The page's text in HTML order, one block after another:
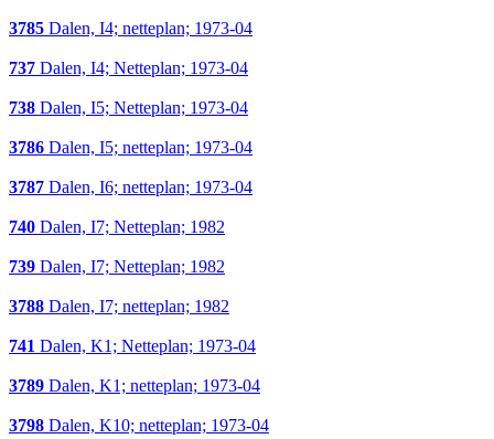
3785 Dalen, I4; netteplan; 1973-04
737 Dalen, I4; Netteplan; 1973-04
738 Dalen, I5; Netteplan; 1973-04
3786 Dalen, I5; netteplan; 1973-04
3787 Dalen, I6; netteplan; 1973-04
740 Dalen, I7; Netteplan; 1982
739 Dalen, I7; Netteplan; 1982
3788 Dalen, I7; netteplan; 1982
741 Dalen, K1; Netteplan; 1973-04
3789 Dalen, K1; netteplan; 1973-04
3798 Dalen, K10; netteplan; 1973-04